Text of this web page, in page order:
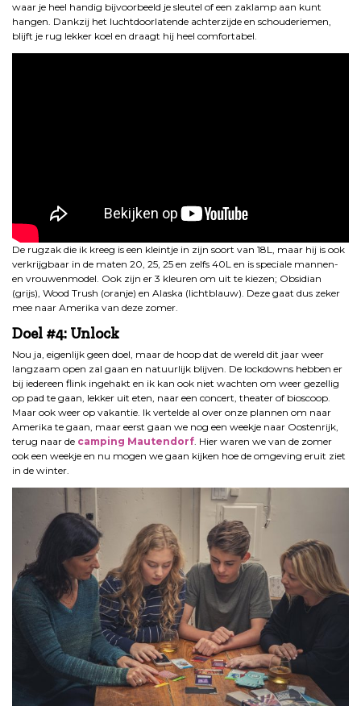
waar je heel handig bijvoorbeeld je sleutel of een zaklamp aan kunt
hangen. Dankzij het luchtdoorlatende achterzijde en schouderiemen,
blijft je rug lekker koel en draagt hij heel comfortabel.
De rugzak die ik kreeg is een kleintje in zijn soort van 18L, maar hij is ook
verkrijgbaar in de maten 20, 25, 25 en zelfs 40L en is speciale mannen-
en vrouwenmodel. Ook zijn er 3 kleuren om uit te kiezen; Obsidian
(grijs), Wood Trush (oranje) en Alaska (lichtblauw). Deze gaat dus zeker
mee naar Amerika van deze zomer.
Doel #4: Unlock
Nou ja, eigenlijk geen doel, maar de hoop dat de wereld dit jaar weer
langzaam open zal gaan en natuurlijk blijven. De lockdowns hebben er
bij iedereen flink ingehakt en ik kan ook niet wachten om weer gezellig
op pad te gaan, lekker uit eten, naar een concert, theater of bioscoop.
Maar ook weer op vakantie. Ik vertelde al over onze plannen om naar
Amerika te gaan, maar eerst gaan we nog een weekje naar Oostenrijk,
terug naar de camping Mautendorf. Hier waren we van de zomer
ook een weekje en nu mogen we gaan kijken hoe de omgeving eruit ziet
in de winter.